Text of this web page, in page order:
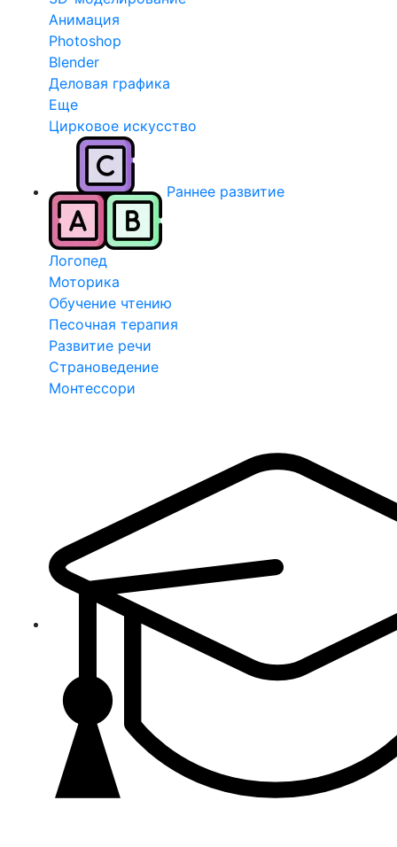
Анимация
Photoshop
Blender
Деловая графика
Еще
Цирковое искусство
Раннее развитие
Логопед
Моторика
Обучение чтению
Песочная терапия
Развитие речи
Страноведение
Монтессори